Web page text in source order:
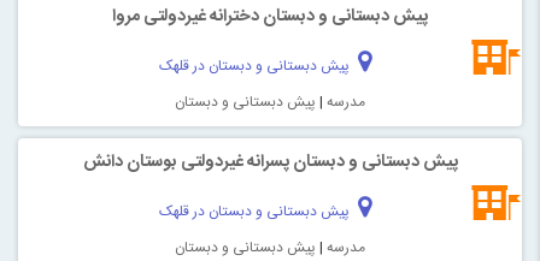
پیش دبستانی و دبستان دخترانه غیردولتی مروا
پیش دبستانی و دبستان در قلهک
مدرسه | پیش دبستانی و دبستان
پیش دبستانی و دبستان پسرانه غیردولتی بوستان دانش
پیش دبستانی و دبستان در قلهک
مدرسه | پیش دبستانی و دبستان